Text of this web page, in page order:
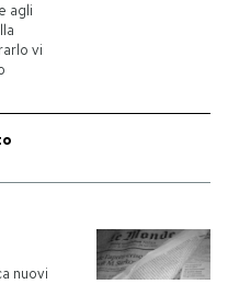
Ok Boomer!
Media
Altrecose
agli
vi
nuovi